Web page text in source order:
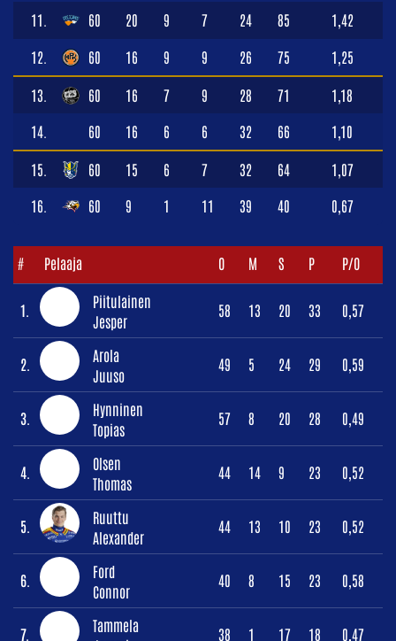
11. 60 20 9 7 24 85 1,42
12. 60 16 9 9 26 75 1,25
13. 60 16 7 9 28 71 1,18
14. 60 16 6 6 32 66 1,10
15. 60 15 6 7 32 64 1,07
16. 60 9 1 11 39 40 0,67
# Pelaaja O M S P P/O
1.
Piitulainen
Jesper
58 13 20 33 0,57
2.
Arola
Juuso
49 5 24 29 0,59
3.
Hynninen
Topias
57 8 20 28 0,49
4.
Olsen
Thomas
44 14 9 23 0,52
5.
Ruuttu
Alexander
44 13 10 23 0,52
6.
Ford
Connor
40 8 15 23 0,58
7.
Tammela
38 1 17 18 0,47